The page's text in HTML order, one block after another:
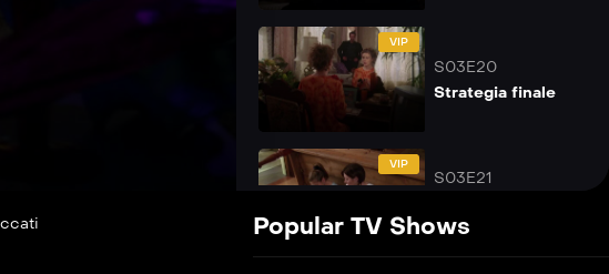
VIP
S03E20
Strategia finale
VIP
S03E21
cuore
Popular TV Shows